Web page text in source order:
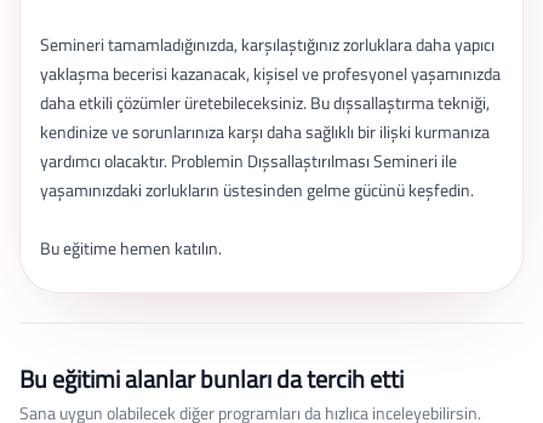
Semineri tamamladığınızda, karşılaştığınız zorluklara daha yapıcı
yaklaşma becerisi kazanacak, kişisel ve profesyonel yaşamınızda
daha etkili çözümler üretebileceksiniz. Bu dışsallaştırma tekniği,
kendinize ve sorunlarınıza karşı daha sağlıklı bir ilişki kurmanıza
yardımcı olacaktır. Problemin Dışsallaştırılması Semineri ile
yaşamınızdaki zorlukların üstesinden gelme gücünü keşfedin.
Bu eğitime hemen katılın.
Bu eğitimi alanlar bunları da tercih etti
Sana uygun olabilecek diğer programları da hızlıca inceleyebilirsin.